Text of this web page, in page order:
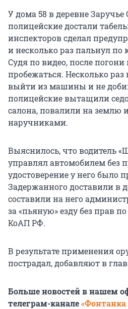
У дома 58 в деревне
полицейские достали
инспекторов сделал
и несколько раз пальнул по
Судя по видео, после
пробежаться. Несколько
выйти из машины и не
полицейские вытащили
салона, повалили на землю
наручниками.
Выяснилось, что водитель
управлял автомобилем без
удостоверение у него было
Задержанного доставили в
составили на него
за «пьяную» езду без прав
КоАП РФ.
В результате применения
пострадал, добавляют в
Больше новостей в нашем
телеграм-канале«Фонтанка